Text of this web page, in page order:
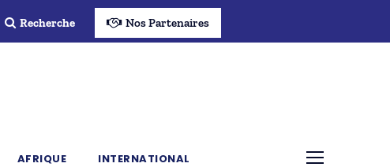
Recherche Nos Partenaires
AFRIQUE INTERNATIONAL